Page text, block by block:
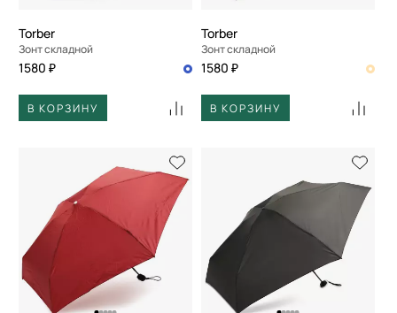
Torber
Зонт складной
1580 ₽
В КОРЗИНУ
Torber
Зонт складной
1580 ₽
В КОРЗИНУ